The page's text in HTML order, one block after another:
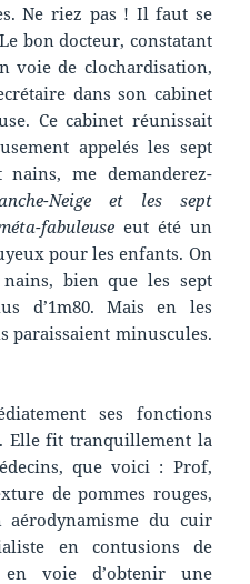
Ne riez pas ! Il faut se
bon docteur, constatant
voie de clochardisation,
dans son cabinet
Ce cabinet réunissait
appelés les sept
me demanderez-
Neige et les sept
fabuleuseeut été un
pour les enfants. On
bien que les sept
d’1m80. Mais en les
paraissaient minuscules.
ses fonctions
Elle fit tranquillement la
que voici : Prof,
de pommes rouges,
aérodynamisme du cuir
en contusions de
voie d’obtenir une